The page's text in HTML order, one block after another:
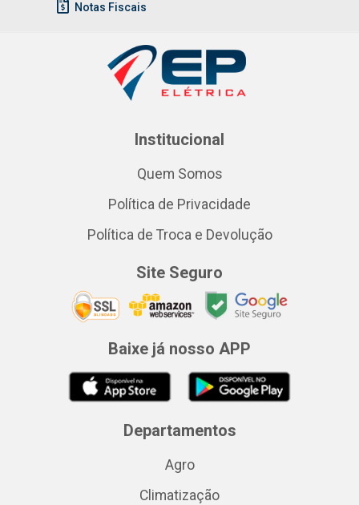
Notas Fiscais
Institucional
Quem Somos
Política de Privacidade
Política de Troca e Devolução
Site Seguro
Baixe já nosso APP
Departamentos
Agro
Climatização